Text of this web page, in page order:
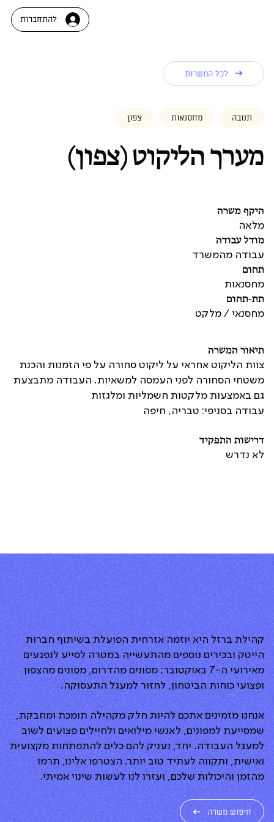
להתחברות
תיאור המשרה
צוות הליקוט אחראי על ליקוט סחורה על פי הזמנות והכנת
משטחי הסחורה לפני העמסה למשאיות. העבודה מתבצעת
גם באמצעות מלקטות חשמליות ומלגזות
עבודה בסניפי: טבריה, חיפה
דרישות התפקיד
לא נדרש
לכל המשרות
מערך הליקוט (צפון)
תנובה מחסנאות צפון
היקף משרה
מלאה
מודל עבודה
עבודה מהמשרד
תחום
מחסנאות
תת-תחום
מחסנאי / מלקט
קהילת ברזל היא יוזמה אזרחית הפועלת בשיתוף חברות
הייטק ובכירים נוספים מהתעשייה במטרה לסייע לנפגעים
מאירועי ה-7 באוקטובר; מפונים מהדרום, מפונים מהצפון
ופצועי כוחות הביטחון, לחזור למעגל התעסוקה.
אנחנו מזמינים אתכם להיות חלק מקהילה תומכת ומחבקת,
שמסייעת למפונים, לאנשי מילואים ולחיילים פצועים לשוב
למעגל העבודה. יחד, נעניק להם כלים להתפתחות מקצועית
ואישית, ותקווה לעתיד טוב יותר. הצטרפו אלינו, תרמו
מהזמן והיכולות שלכם, ועזרו לנו לעשות שינוי אמיתי.
חיפוש משרה